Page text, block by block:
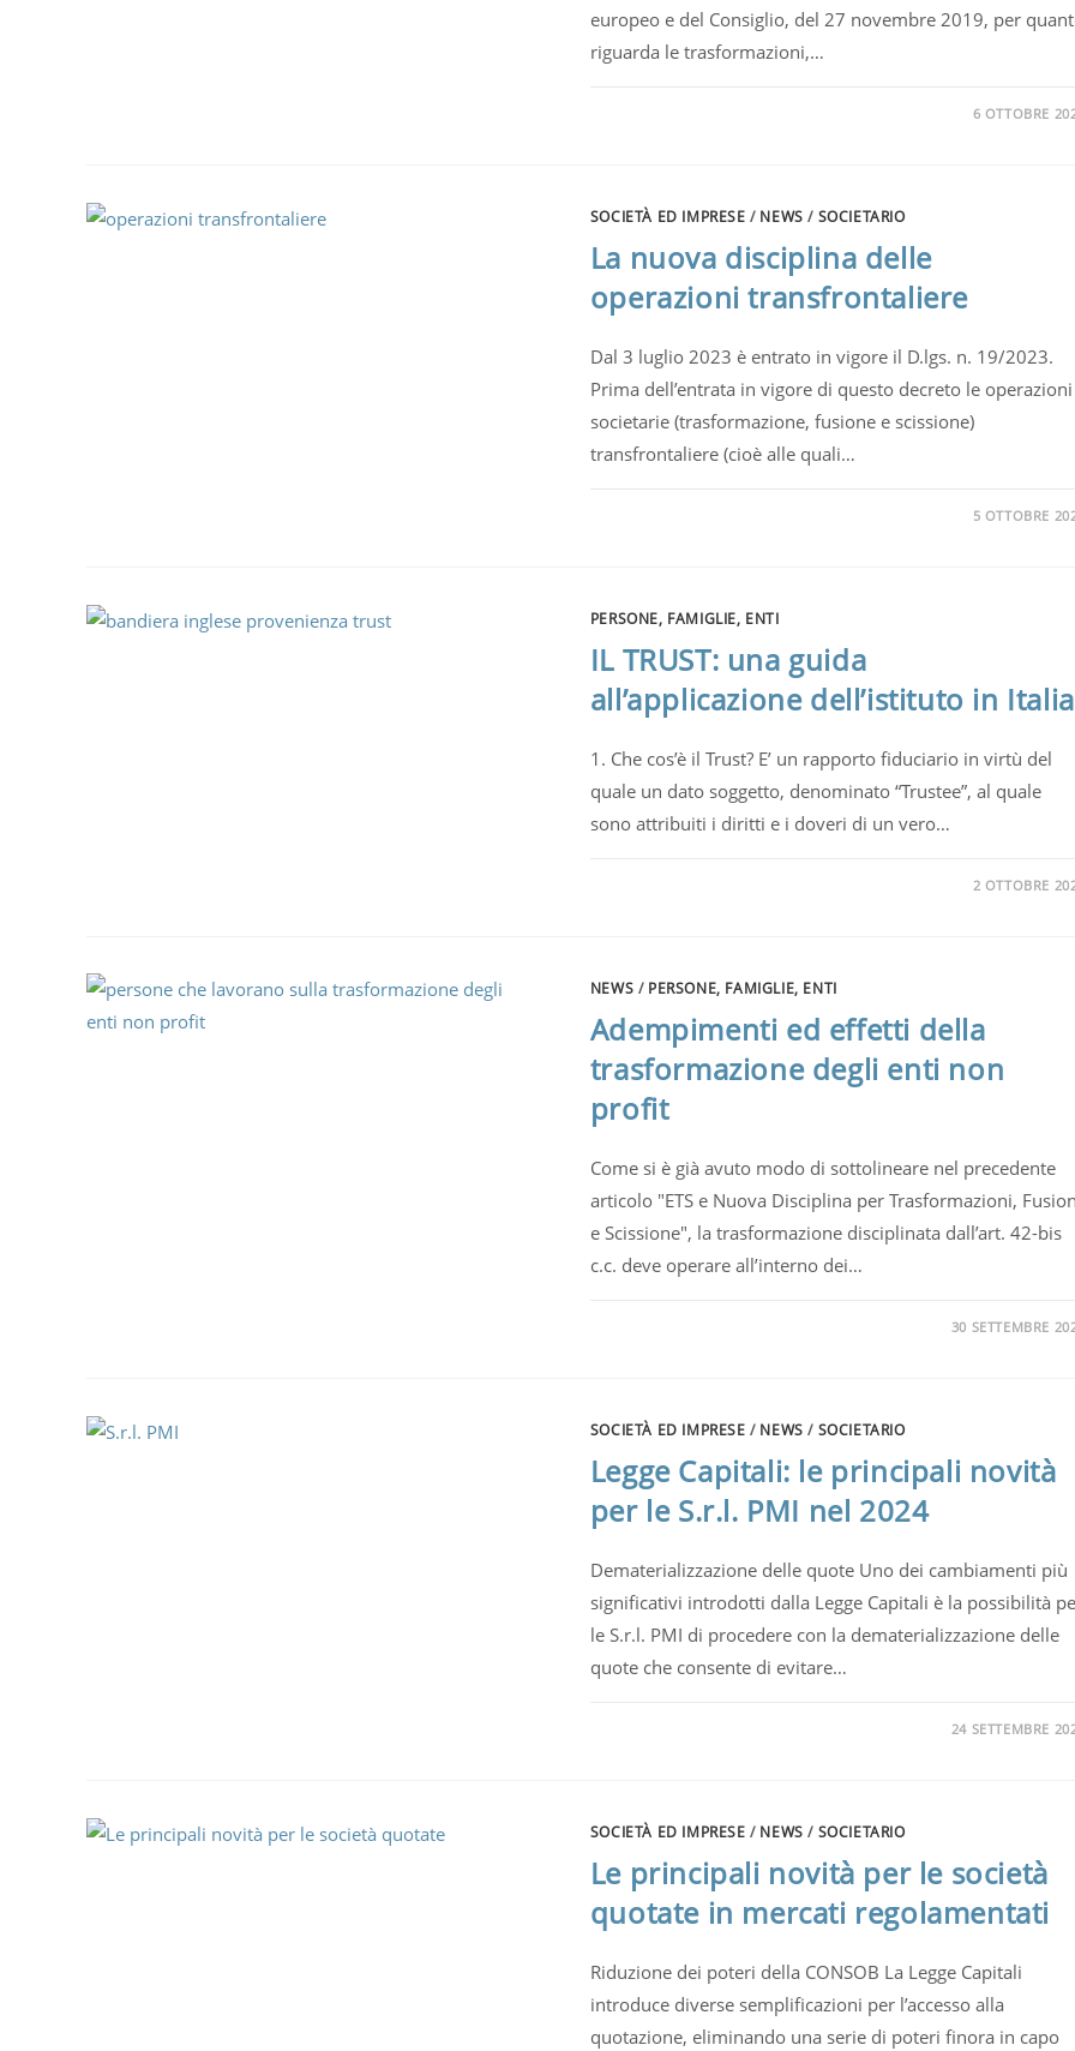
europeo e del Consiglio, del 27 novembre 2019, per
riguarda le trasformazioni,…
6 OTTOBRE
SOCIETÀ ED IMPRESE / NEWS / SOCIETARIO
La nuova disciplina delle
operazioni transfrontaliere
Dal 3 luglio 2023 è entrato in vigore il D.lgs. n. 19/2023.
Prima dell’entrata in vigore di questo decreto le operazioni
societarie (trasformazione, fusione e scissione)
transfrontaliere (cioè alle quali…
5 OTTOBRE
PERSONE, FAMIGLIE, ENTI
IL TRUST: una guida
all’applicazione dell’istituto in Italia
1. Che cos’è il Trust? E’ un rapporto fiduciario in virtù del
quale un dato soggetto, denominato “Trustee”, al quale
sono attribuiti i diritti e i doveri di un vero…
2 OTTOBRE
NEWS / PERSONE, FAMIGLIE, ENTI
Adempimenti ed effetti della
trasformazione degli enti non
profit
Come si è già avuto modo di sottolineare nel precedente
articolo "ETS e Nuova Disciplina per Trasformazioni,
e Scissione", la trasformazione disciplinata dall’art. 42-bis
c.c. deve operare all’interno dei…
30 SETTEMBRE
SOCIETÀ ED IMPRESE / NEWS / SOCIETARIO
Legge Capitali: le principali novità
per le S.r.l. PMI nel 2024
Dematerializzazione delle quote Uno dei cambiamenti più
significativi introdotti dalla Legge Capitali è la possibilità
le S.r.l. PMI di procedere con la dematerializzazione delle
quote che consente di evitare…
24 SETTEMBRE
SOCIETÀ ED IMPRESE / NEWS / SOCIETARIO
Le principali novità per le società
quotate in mercati regolamentati
Riduzione dei poteri della CONSOB La Legge Capitali
introduce diverse semplificazioni per l’accesso alla
quotazione, eliminando una serie di poteri finora in capo